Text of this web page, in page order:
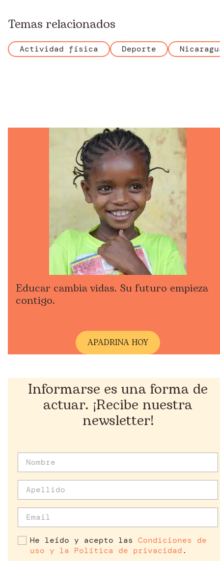
Temas relacionados
Actividad física Deporte
Educar cambia vidas. Su futuro empieza
contigo.
APADRINA HOY
Informarse es una forma de
actuar. ¡Recibe nuestra
newsletter!
He leído y acepto las Condiciones de
uso y la Política de privacidad.